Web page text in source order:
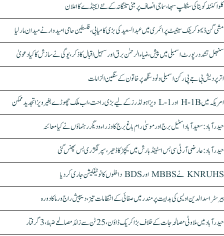
کلواکنٹلہ کویتا کی سنکلپ سبھا، سماجی انصاف پر مبنی تلنگانہ کے نئے ایجنڈے کا اعلان
مشی گن ڈیموکریٹک سینیٹ پرائمری میں عبدالسعید کی بڑی کامیابی، فلسطین حامی امیدوار نے میدان مار لیا
سنبھل تشدد رپورٹ اسمبلی میں پیش، ضیاء الرحمٰن برق اور سہیل اقبال کا ذکر، یوگی نے سازش کا کیا دعویٰ
اتر پردیش بی جے پی رکن اسمبلی ونود سنگھ پر خاتون کے سنگین الزامات
امریکہ میں H-1B اور L-1 ویزا ہولڈرز کے لیے بڑی راحت، اب ملک چھوڑے بغیر ویزا تجدید ممکن
حیدرآباد: سعیدآباد اسٹیل برج اور موسیٰ رام باغ برج کا وزراء و دیگر رہنماؤں نے کیا معائنہ
حیدرآباد: عارضی آر ٹی سی بس اسٹینڈ بارش میں کیچڑ کا ڈھیر، سپر لگژری بس پھنس گئی
KNRUHS نے MBBS اور BDS داخلوں کا نوٹیفکیشن جاری کر دیا
بیرسٹر اسدالدین اویسی کی ہدایت پر مندر میں صفائی کے انتظامات تیز، دیپیش راج ورما کا دورہ
حیدرآباد میں ملاوٹی مصالحہ جات کے خلاف بڑا کریک ڈاؤن، 25 ٹن سے زائد مصالحے ضبط، 3 گرفتار